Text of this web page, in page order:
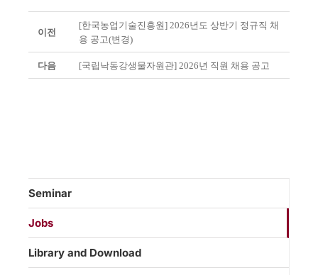
이전
[한국농업기술진흥원] 2026년도 상반기 정규직 채
용 공고(변경)
다음 [국립낙동강생물자원관] 2026년 직원 채용 공고
Seminar
Jobs
Library and Download